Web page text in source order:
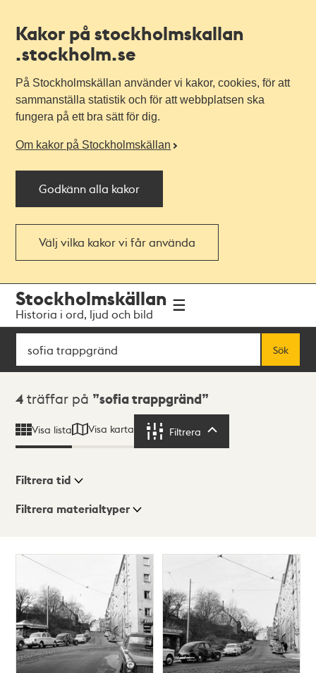
Kakor på stockholmskallan
.stockholm.se
På Stockholmskällan använder vi kakor, cookies, för att
sammanställa statistik och för att webbplatsen ska
fungera på ett bra sätt för dig.
Om kakor på Stockholmskällan
Godkänn alla kakor
Välj vilka kakor vi får använda
navigationen
huvudinnehållet
Stockholmskällan
Historia i ord, ljud och bild
Sök
Sök
Sökresultat
4 träffar på sofia trappgränd
Visa lista Visa karta Filtrera
Visningsläge
ListaKarta
Filtrera tid
Filtrera materialtyper
träffar